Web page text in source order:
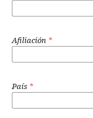
Afiliación *
País *